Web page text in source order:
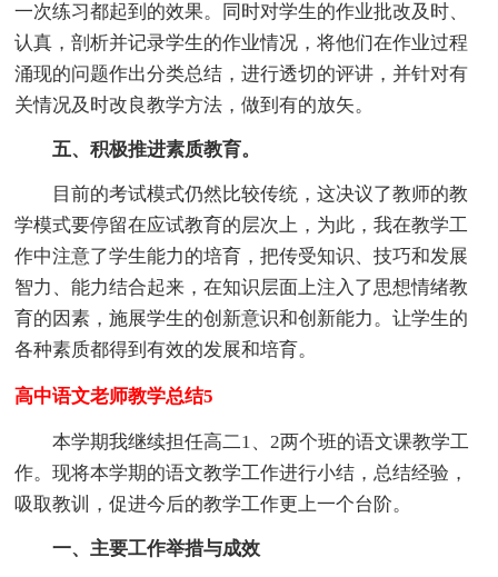
一次练习都起到的效果。同时对学生的作业批改及时、
认真，剖析并记录学生的作业情况，将他们在作业过程
涌现的问题作出分类总结，进行透切的评讲，并针对有
关情况及时改良教学方法，做到有的放矢。
五、积极推进素质教育。
目前的考试模式仍然比较传统，这决议了教师的教
学模式要停留在应试教育的层次上，为此，我在教学工
作中注意了学生能力的培育，把传受知识、技巧和发展
智力、能力结合起来，在知识层面上注入了思想情绪教
育的因素，施展学生的创新意识和创新能力。让学生的
各种素质都得到有效的发展和培育。
高中语文老师教学总结5
本学期我继续担任高二1、2两个班的语文课教学工
作。现将本学期的语文教学工作进行小结，总结经验，
吸取教训，促进今后的教学工作更上一个台阶。
一、主要工作举措与成效